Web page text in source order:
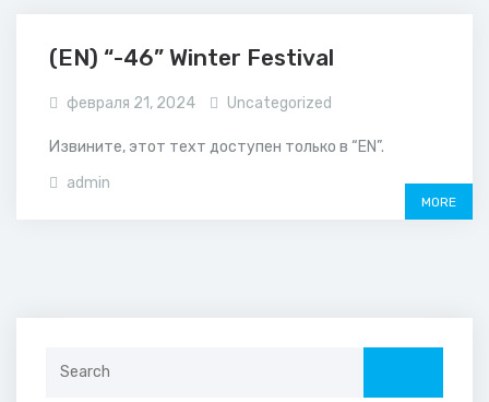
(EN) “-46” Winter Festival
февраля 21, 2024 Uncategorized
Извините, этот техт доступен только в “EN”.
admin
MORE